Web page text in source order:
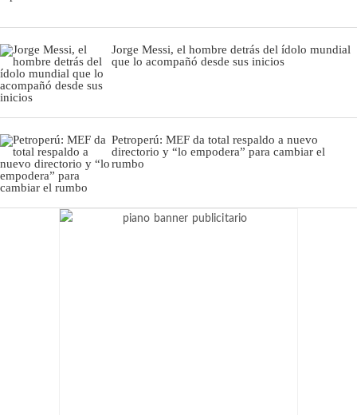
Jorge Messi, el hombre detrás del ídolo mundial
que lo acompañó desde sus inicios
Petroperú: MEF da total respaldo a nuevo
directorio y “lo empodera” para cambiar el
rumbo